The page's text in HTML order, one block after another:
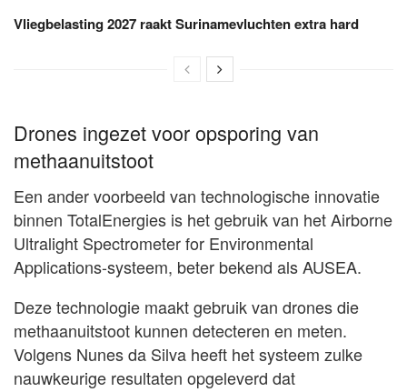
Vliegbelasting 2027 raakt Surinamevluchten extra hard
Drones ingezet voor opsporing van
methaanuitstoot
Een ander voorbeeld van technologische innovatie
binnen TotalEnergies is het gebruik van het Airborne
Ultralight Spectrometer for Environmental
Applications-systeem, beter bekend als AUSEA.
Deze technologie maakt gebruik van drones die
methaanuitstoot kunnen detecteren en meten.
Volgens Nunes da Silva heeft het systeem zulke
nauwkeurige resultaten opgeleverd dat